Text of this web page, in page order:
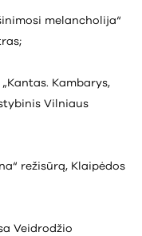
melancholija“
Kambarys,
Vilniaus
režisūrą, Klaipėdos
Veidrodžio